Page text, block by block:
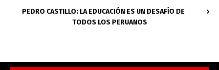
PEDRO CASTILLO: LA EDUCACIÓN ES UN DESAFÍO DE
TODOS LOS PERUANOS